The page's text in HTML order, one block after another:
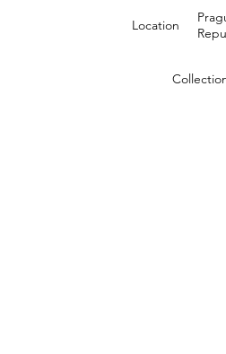
Location